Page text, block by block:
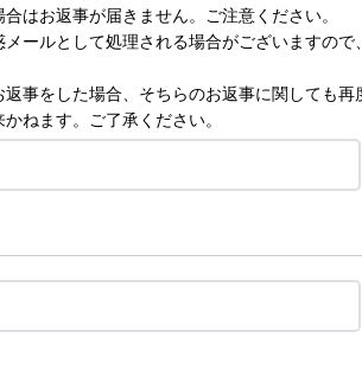
はお返事が届きません。ご注意ください。
ールとして処理される場合がございますので
事をした場合、そちらのお返事に関しても再
ねます。ご了承ください。